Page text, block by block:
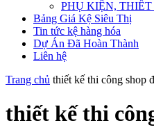
PHỤ KIỆN,
Bảng Giá Kệ Siêu Thị
Tin tức kệ hàng hóa
Dự Án Đã Hoàn Thành
Liên hệ
Trang chủ thiết kế thi công shop
thiết kế thi